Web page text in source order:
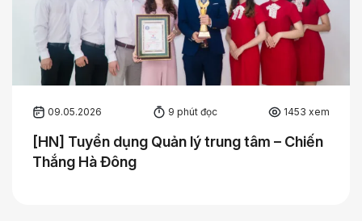
09.05.2026 9 phút đọc 1453 xem
[HN] Tuyển dụng Quản lý trung tâm – Chiến
Thắng Hà Đông